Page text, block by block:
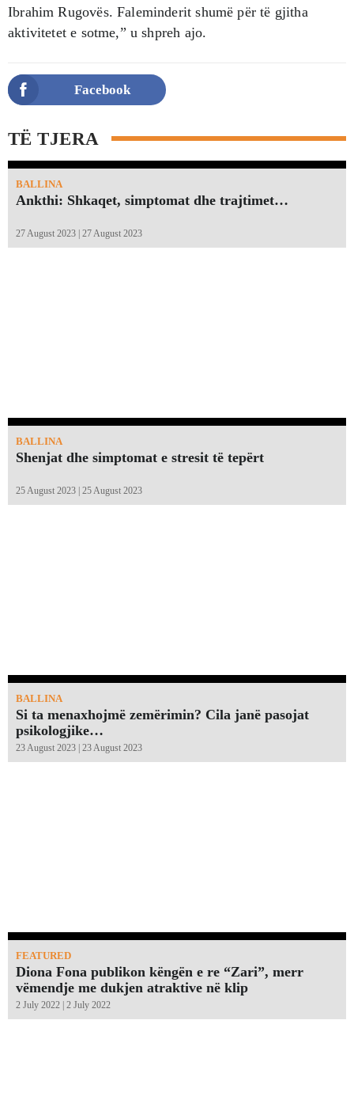
Ibrahim Rugovës. Faleminderit shumë për të gjitha
aktivitetet e sotme,” u shpreh ajo.
Facebook
TË TJERA
BALLINA
Ankthi: Shkaqet, simptomat dhe trajtimet…
27 August 2023 | 27 August 2023
BALLINA
Shenjat dhe simptomat e stresit të tepërt
25 August 2023 | 25 August 2023
BALLINA
Si ta menaxhojmë zemërimin? Cila janë pasojat
psikologjike…
23 August 2023 | 23 August 2023
FEATURED
Diona Fona publikon këngën e re “Zari”, merr
vëmendje me dukjen atraktive në klip
2 July 2022 | 2 July 2022